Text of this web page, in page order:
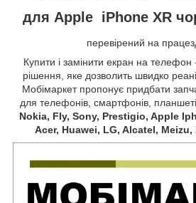
для Apple iPhone XR
перевірений на
Купити і замінити екран на
рішення, яке дозволить швидко
Мобімаркет пропонує придбати
для телефонів, смартфонів,
Nokia, Fly, Sony, Prestigio, Apple
Acer, Huawei, LG, Alcatel, Meizu,